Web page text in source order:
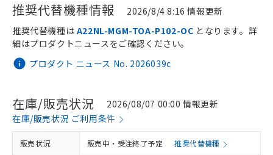
推奨代替機種情報 2026/8/4 8:16 情報更新
プロダクト ニュース No. 2026039c
推奨代替機種は A22NL-MGM-TOA-P102-OC となります。詳
細はプロダクトニュースをご確認ください。
在庫/販売状況
2026/08/07 00:00 情報更新
在庫/販売状況 ご利用条件
販売状況 販売中・受注終了予定 推奨代替機種